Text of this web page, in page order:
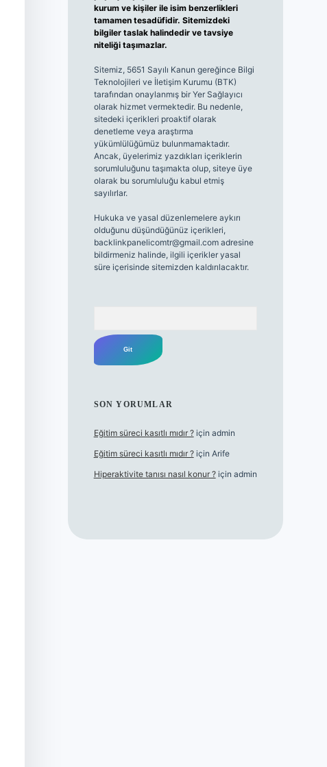
kurum ve kişiler ile isim benzerlikleri
tamamen tesadüfidir. Sitemizdeki
bilgiler taslak halindedir ve tavsiye
niteliği taşımazlar.
Sitemiz, 5651 Sayılı Kanun gereğince Bilgi
Teknolojileri ve İletişim Kurumu (BTK)
tarafından onaylanmış bir Yer Sağlayıcı
olarak hizmet vermektedir. Bu nedenle,
sitedeki içerikleri proaktif olarak
denetleme veya araştırma
yükümlülüğümüz bulunmamaktadır.
Ancak, üyelerimiz yazdıkları içeriklerin
sorumluluğunu taşımakta olup, siteye üye
olarak bu sorumluluğu kabul etmiş
sayılırlar.
Hukuka ve yasal düzenlemelere aykırı
olduğunu düşündüğünüz içerikleri,
backlinkpanelicomtr@gmail.comadresine
bildirmeniz halinde, ilgili içerikler yasal
süre içerisinde sitemizden kaldırılacaktır.
SON YORUMLAR
Eğitim süreci kasıtlı mıdır ?için admin
Eğitim süreci kasıtlı mıdır ?için Arife
Hiperaktivite tanısı nasıl konur ?için admin